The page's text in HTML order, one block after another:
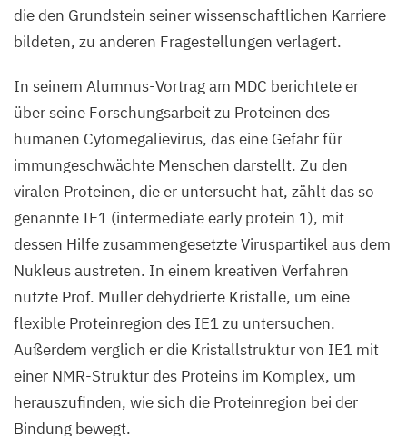
die den Grundstein seiner wissenschaftlichen Karriere
bildeten, zu anderen Fragestellungen verlagert.
In seinem Alumnus-Vortrag am MDC berichtete er
über seine Forschungsarbeit zu Proteinen des
humanen Cytomegalievirus, das eine Gefahr für
immungeschwächte Menschen darstellt. Zu den
viralen Proteinen, die er untersucht hat, zählt das so
genannte IE1 (intermediate early protein 1), mit
dessen Hilfe zusammengesetzte Viruspartikel aus dem
Nukleus austreten. In einem kreativen Verfahren
nutzte Prof. Muller dehydrierte Kristalle, um eine
flexible Proteinregion des IE1zu untersuchen.
Außerdem verglich er die Kristallstruktur von IE1 mit
einer NMR-Struktur des Proteins im Komplex, um
herauszufinden, wie sich die Proteinregion bei der
Bindung bewegt.